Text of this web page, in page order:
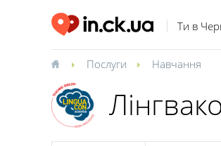
Ти в
Послуги Навчання